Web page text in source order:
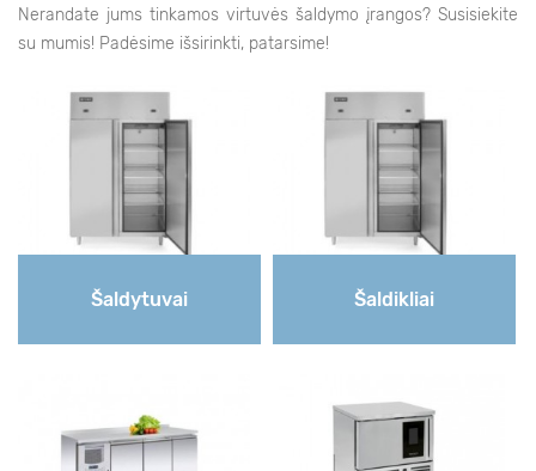
Nerandate jums tinkamos virtuvės šaldymo įrangos? Susisiekite
su mumis! Padėsime išsirinkti, patarsime!
Šaldytuvai Šaldikliai